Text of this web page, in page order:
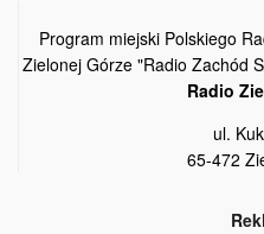
Program miejski Polskiego
Zielonej Górze "Radio Zachód
Radio
ul.
65-472